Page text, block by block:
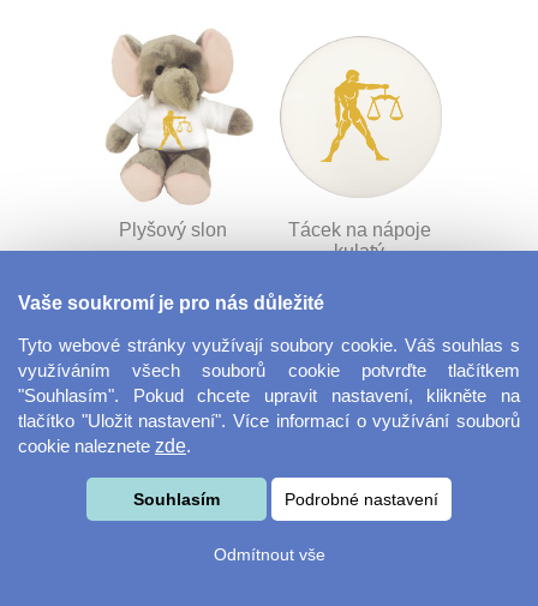
Plyšový slon
Tácek na nápoje
kulatý
Flexi vodítko Panák - štamprle
Vaše soukromí je pro nás důležité
Tyto webové stránky využívají soubory cookie. Váš souhlas s
využíváním všech souborů cookie potvrďte tlačítkem
"Souhlasím". Pokud chcete upravit nastavení, klikněte na
tlačítko "Uložit nastavení". Více informací o využívání souborů
cookie naleznete zde.
Souhlasím Podrobné nastavení
Odmítnout vše